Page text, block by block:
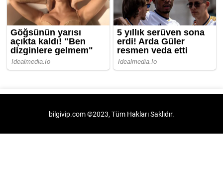
bilgivip.com ©2023, Tüm Hakları Saklıdır.